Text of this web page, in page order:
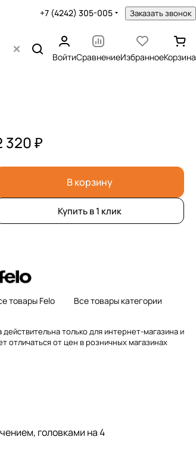
+7 (4242) 305-005 Заказать звонок
ВойтиСравнениеИзбранноеКорзина
320 ₽
В корзину
Купить в 1 клик
товары Felo Все товары категории
действительна только для интернет-магазина и
отличаться от цен в розничных магазинах
головками на 4